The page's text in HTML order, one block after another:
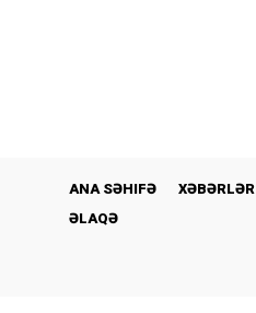
ANA SƏHIFƏ XƏBƏRLƏR
ƏLAQƏ